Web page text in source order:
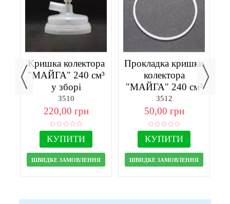
Кришка колектора
"МАЙГА" 240 см³
у зборі
3510
220,00 грн
КУПИТИ
ШВИДКЕ ЗАМОВЛЕННЯ
Прокладка кришки
колектора
"МАЙГА" 240 см³
3512
50,00 грн
КУПИТИ
ШВИДКЕ ЗАМОВЛЕННЯ